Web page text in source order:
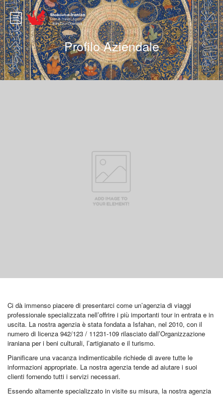
Profilo Aziendale
Ci dà immenso piacere di presentarci come un’agenzia di viaggi
professionale specializzata nell’offrire i più importanti tour in entrata e in
uscita. La nostra agenzia è stata fondata a Isfahan, nel 2010, con il
numero di licenza 942/123 / 11231-109 rilasciato dall’Organizzazione
iraniana per i beni culturali, l’artigianato e il turismo.
Pianificare una vacanza indimenticabile richiede di avere tutte le
informazioni appropriate. La nostra agenzia tende ad aiutare i suoi
clienti fornendo tutti i servizi necessari.
Essendo altamente specializzato in visite su misura, la nostra agenzia